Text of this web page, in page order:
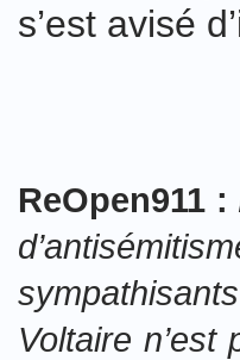
s’est avisé
ReOpen911 :
Voltaire